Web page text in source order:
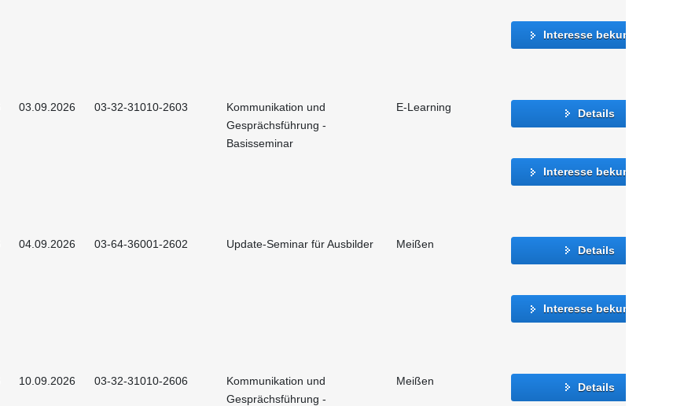
Interesse bekunden
03.09.2026 03-32-31010-2603
Kommunikation und
Gesprächsführung -
Basisseminar
E-Learning Details
Interesse bekunden
04.09.2026 03-64-36001-2602 Update-Seminar für Ausbilder Meißen Details
Interesse bekunden
10.09.2026 03-32-31010-2606
Kommunikation und
Gesprächsführung -
Meißen Details